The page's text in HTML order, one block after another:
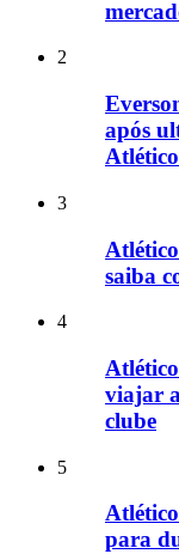
2
após
3
saiba
4
viajar
clube
5
para